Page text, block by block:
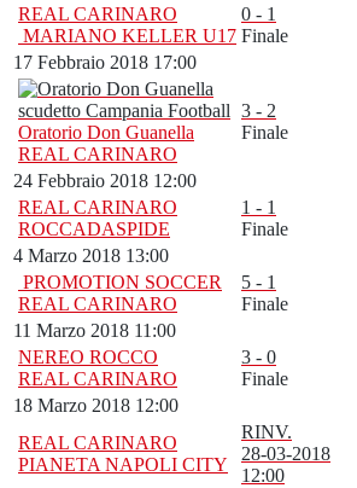
REAL CARINARO
MARIANO KELLER U17
0 - 1
Finale
17 Febbraio 2018 17:00
Oratorio Don Guanella
REAL CARINARO
3 - 2
Finale
24 Febbraio 2018 12:00
REAL CARINARO
ROCCADASPIDE
1 - 1
Finale
4 Marzo 2018 13:00
PROMOTION SOCCER
REAL CARINARO
5 - 1
Finale
11 Marzo 2018 11:00
NEREO ROCCO
REAL CARINARO
3 - 0
Finale
18 Marzo 2018 12:00
REAL CARINARO
PIANETA NAPOLI CITY
RINV.
28-03-2018
12:00